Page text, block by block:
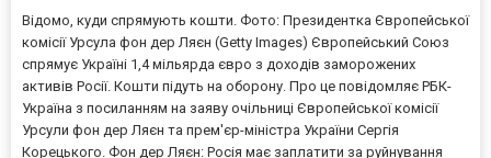
Відомо, куди спрямують кошти. Фото: Президентка Європейської
комісії Урсула фон дер Ляєн (Getty Images) Європейський Союз
спрямує Україні 1,4 мільярда євро з доходів заморожених
активів Росії. Кошти підуть на оборону. Про це повідомляє РБК-
Україна з посиланням на заяву очільниці Європейської комісії
Урсули фон дер Ляєн та прем'єр-міністра України Сергія
Корецького. Фон дер Ляєн: Росія має заплатити за руйнування